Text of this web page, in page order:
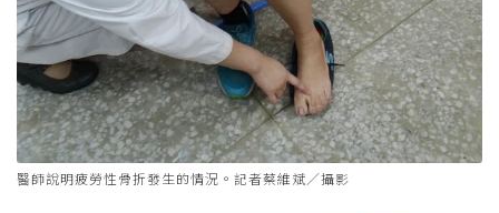
醫師說明疲勞性骨折發生的情況。記者蔡維斌／攝影